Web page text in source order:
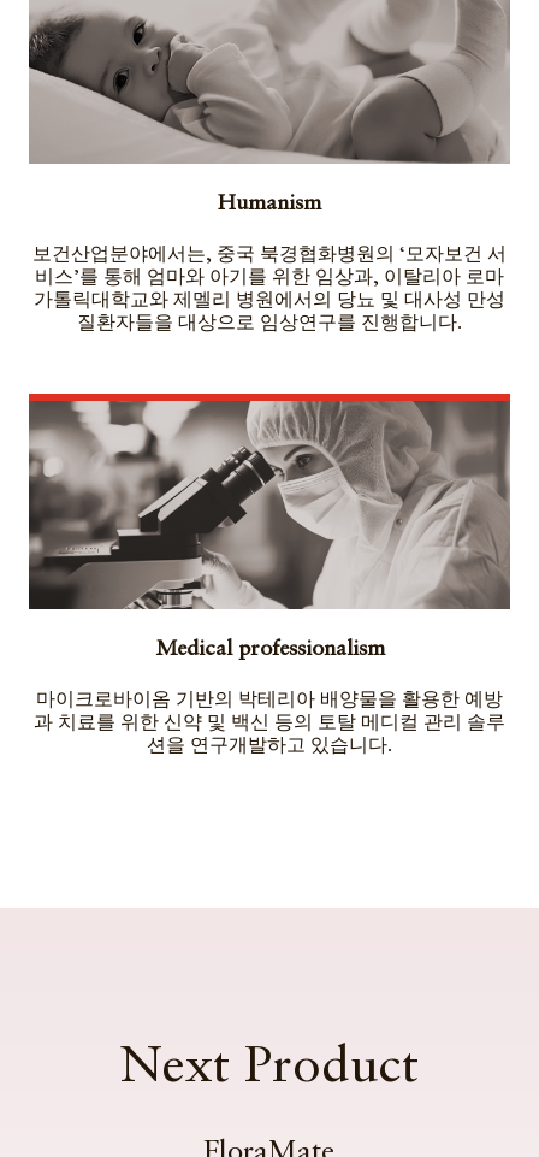
Humanism
보건산업분야에서는, 중국 북경협화병원의 ‘모자보건 서
비스’를 통해 엄마와 아기를 위한 임상과, 이탈리아 로마
가톨릭대학교와 제멜리 병원에서의 당뇨 및 대사성 만성
질환자들을 대상으로 임상연구를 진행합니다.
Medical professionalism
마이크로바이옴 기반의 박테리아 배양물을 활용한 예방
과 치료를 위한 신약 및 백신 등의 토탈 메디컬 관리 솔루
션을 연구개발하고 있습니다.
Next Product